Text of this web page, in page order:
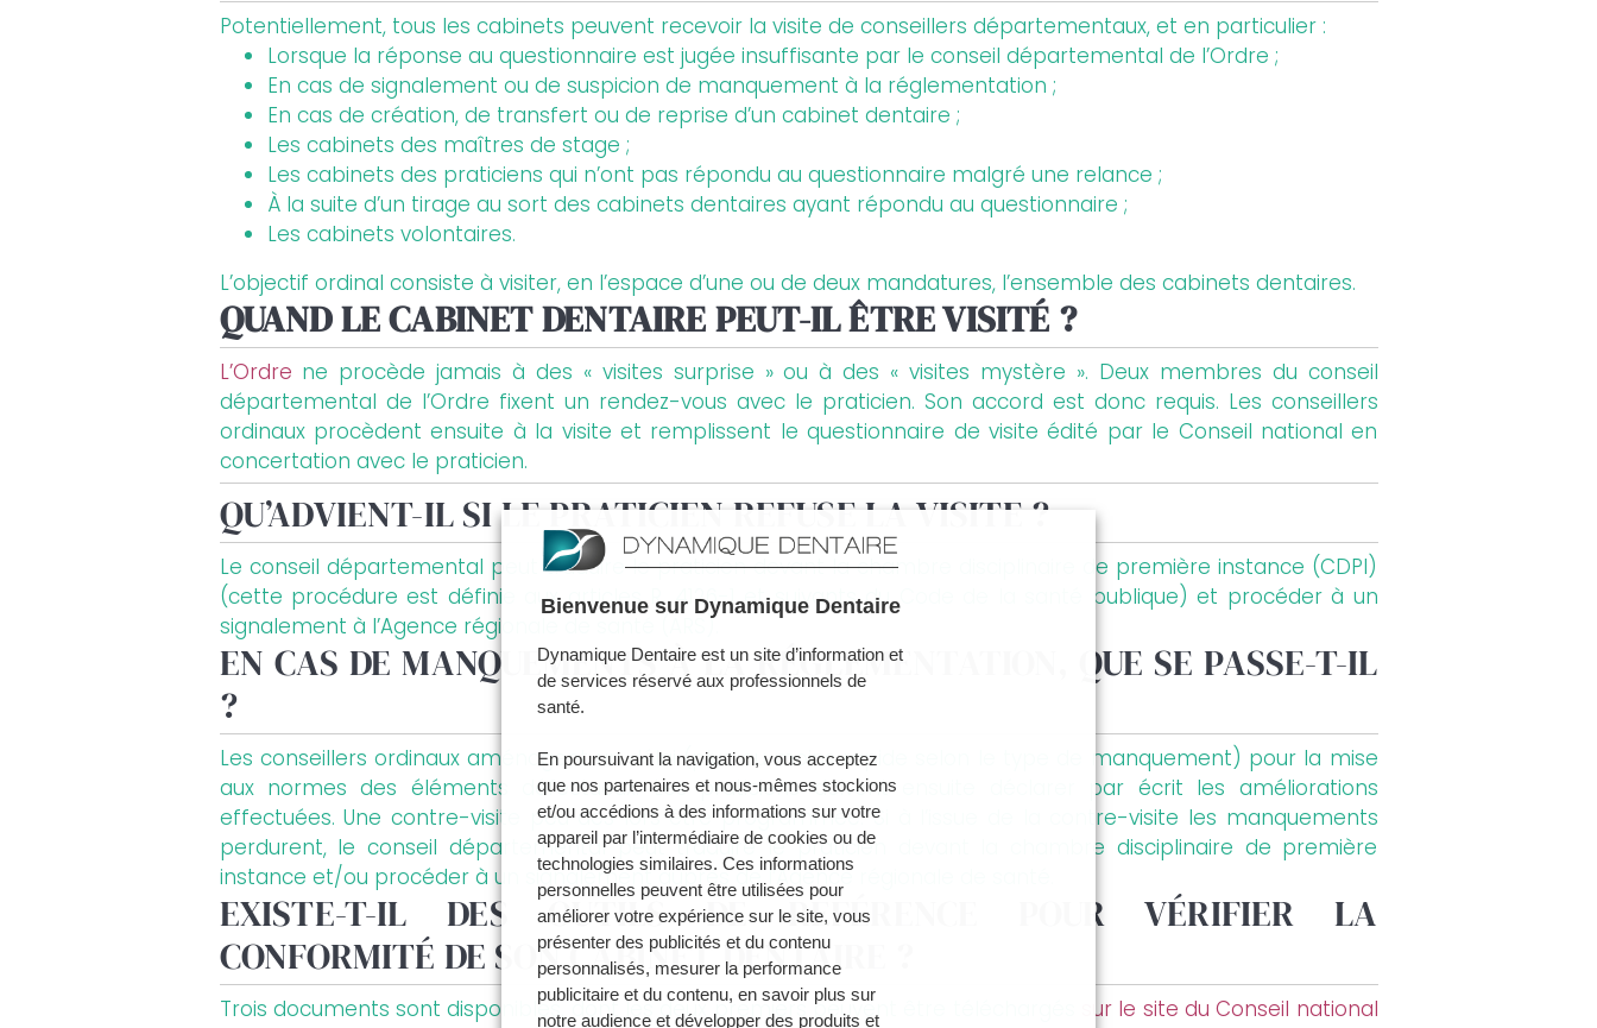
Potentiellement, tous les cabinets peuvent recevoir la visite de conseillers départementaux, et en particulier :
Lorsque la réponse au questionnaire est jugée insuffisante par le conseil départemental de l’Ordre ;
En cas de signalement ou de suspicion de manquement à la réglementation ;
En cas de création, de transfert ou de reprise d’un cabinet dentaire ;
Les cabinets des maîtres de stage ;
Les cabinets des praticiens qui n’ont pas répondu au questionnaire malgré une relance ;
À la suite d’un tirage au sort des cabinets dentaires ayant répondu au questionnaire ;
Les cabinets volontaires.
L’objectif ordinal consiste à visiter, en l’espace d’une ou de deux mandatures, l’ensemble des cabinets dentaires.
QUAND LE CABINET DENTAIRE PEUT-IL ÊTRE VISITÉ ?
L’Ordre ne procède jamais à des « visites surprise » ou à des « visites mystère ». Deux membres du conseil
départemental de l’Ordre fixent un rendez-vous avec le praticien. Son accord est donc requis. Les conseillers
ordinaux procèdent ensuite à la visite et remplissent le questionnaire de visite édité par le Conseil national en
concertation avec le praticien.
QU’ADVIENT-IL SI LE PRATICIEN REFUSE LA VISITE ?
Le conseil départemental peut traduire le praticien devant la chambre disciplinaire de première instance (CDPI)
(cette procédure est définie aux articles R. 4126-1 et suivants du Code de la santé publique) et procéder à un
signalement à l’Agence régionale de santé (ARS).
EN CAS DE MANQUEMENTS À LA RÉGLEMENTATION, QUE SE PASSE-T-IL
?
Les conseillers ordinaux aménagent un délai (plus ou moins rapide selon le type de manquement) pour la mise
aux normes des éléments défectueux. Les praticiens doivent ensuite déclarer par écrit les améliorations
effectuées. Une contre-visite peu dès lors être programmée. Si à l’issue de la contre-visite les manquements
perdurent, le conseil départemental peut traduire le praticien devant la chambre disciplinaire de première
instance et/ou procéder à un signalement auprès de l’Agence régionale de santé.
EXISTE-T-IL DES OUTILS DE RÉFÉRENCE POUR VÉRIFIER LA
CONFORMITÉ DE SON CABINET DENTAIRE ?
Trois documents sont disponibles, dont les deux premiers peuvent être téléchargés
sur le site du Conseil national
Bienvenue sur Dynamique Dentaire
Dynamique Dentaire est un site d’information et
de services réservé aux professionnels de
santé.
En poursuivant la navigation, vous acceptez
que nos partenaires et nous-mêmes stockions
et/ou accédions à des informations sur votre
appareil par l’intermédiaire de cookies ou de
technologies similaires. Ces informations
personnelles peuvent être utilisées pour
améliorer votre expérience sur le site, vous
présenter des publicités et du contenu
personnalisés, mesurer la performance
publicitaire et du contenu, en savoir plus sur
notre audience et développer des produits et